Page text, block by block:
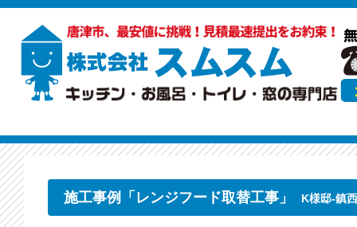
施工事例「レンジフード取替工事」 K様邸-鎮